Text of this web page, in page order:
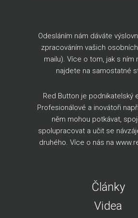
Odesláním nám dáváte
zpracováním vašich
mailu). Více o tom, jak s ním
najdete na samostatné
Red Button je podnikatelský
Profesionálové a inovátoři
něm mohou potkávat,
spolupracovat a učit se
druhého. Více o nás na
Články
Videa